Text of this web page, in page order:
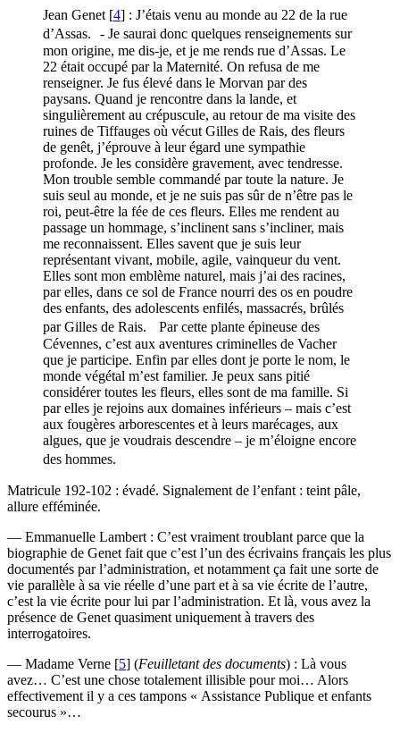
Jean Genet [4] : J’étais venu au monde au 22 de la rue
d’Assas. - Je saurai donc quelques renseignements sur
mon origine, me dis-je, et je me rends rue d’Assas. Le
22 était occupé par la Maternité. On refusa de me
renseigner. Je fus élevé dans le Morvan par des
paysans. Quand je rencontre dans la lande, et
singulièrement au crépuscule, au retour de ma visite des
ruines de Tiffauges où vécut Gilles de Rais, des fleurs
de genêt, j’éprouve à leur égard une sympathie
profonde. Je les considère gravement, avec tendresse.
Mon trouble semble commandé par toute la nature. Je
suis seul au monde, et je ne suis pas sûr de n’être pas le
roi, peut-être la fée de ces fleurs. Elles me rendent au
passage un hommage, s’inclinent sans s’incliner, mais
me reconnaissent. Elles savent que je suis leur
représentant vivant, mobile, agile, vainqueur du vent.
Elles sont mon emblème naturel, mais j’ai des racines,
par elles, dans ce sol de France nourri des os en poudre
des enfants, des adolescents enfilés, massacrés, brûlés
par Gilles de Rais. Par cette plante épineuse des
Cévennes, c’est aux aventures criminelles de Vacher
que je participe. Enfin par elles dont je porte le nom, le
monde végétal m’est familier. Je peux sans pitié
considérer toutes les fleurs, elles sont de ma famille. Si
par elles je rejoins aux domaines inférieurs – mais c’est
aux fougères arborescentes et à leurs marécages, aux
algues, que je voudrais descendre – je m’éloigne encore
des hommes.
Matricule 192-102 : évadé. Signalement de l’enfant : teint pâle,
allure efféminée.
— Emmanuelle Lambert : C’est vraiment troublant parce que la
biographie de Genet fait que c’est l’un des écrivains français les plus
documentés par l’administration, et notamment ça fait une sorte de
vie parallèle à sa vie réelle d’une part et à sa vie écrite de l’autre,
c’est la vie écrite pour lui par l’administration. Et là, vous avez la
présence de Genet quasiment uniquement à travers des
interrogatoires.
— Madame Verne [5] (Feuilletant des documents) : Là vous
avez… C’est une chose totalement illisible pour moi… Alors
effectivement il y a ces tampons « Assistance Publique et enfants
secourus »…